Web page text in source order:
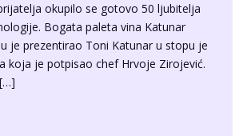
okupilo se gotovo 50 ljubitelja
Bogata paleta vina Katunar
je prezentirao Toni Katunar u stopu je
koja je potpisao chef Hrvoje Zirojević.